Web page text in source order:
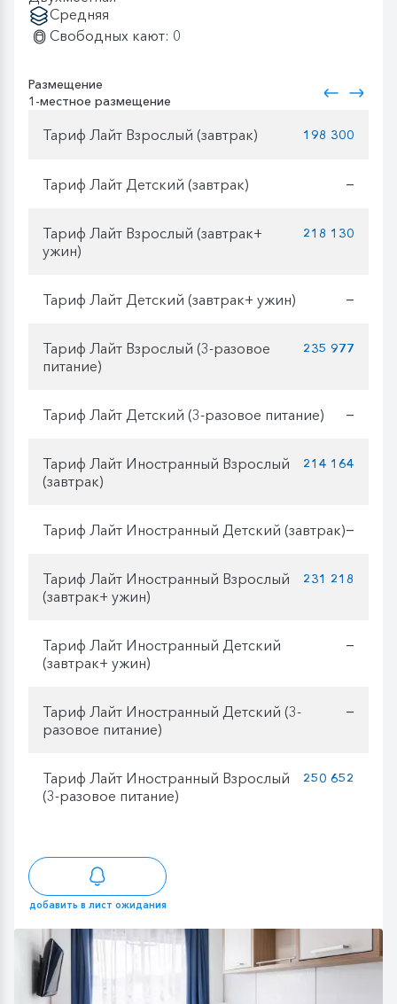
Средняя
Свободных кают: 0
Размещение
1-местное размещение
Тариф Лайт Взрослый (завтрак) 198 300
Тариф Лайт Детский (завтрак) —
Тариф Лайт Взрослый (завтрак+
ужин)
218 130
Тариф Лайт Детский (завтрак+ ужин) —
Тариф Лайт Взрослый (3-разовое
питание)
235 977
Тариф Лайт Детский (3-разовое питание) —
Тариф Лайт Иностранный Взрослый
(завтрак)
214 164
Тариф Лайт Иностранный Детский (завтрак)—
Тариф Лайт Иностранный Взрослый
(завтрак+ ужин)
231 218
Тариф Лайт Иностранный Детский
(завтрак+ ужин)
—
Тариф Лайт Иностранный Детский (3-
разовое питание)
—
Тариф Лайт Иностранный Взрослый
(3-разовое питание)
250 652
добавить в лист ожидания